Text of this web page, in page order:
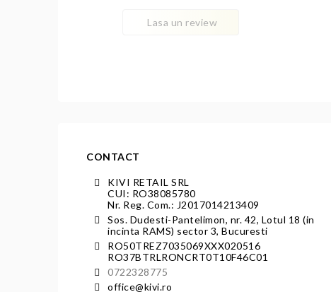
Lasa un review
CONTACT
KIVI RETAIL SRL
CUI: RO38085780
Nr. Reg. Com.: J2017014213409
Sos. Dudesti-Pantelimon, nr. 42, Lotul 18 (in
incinta RAMS) sector 3, Bucuresti
RO50TREZ7035069XXX020516
RO37BTRLRONCRT0T10F46C01
0722328775
office@kivi.ro